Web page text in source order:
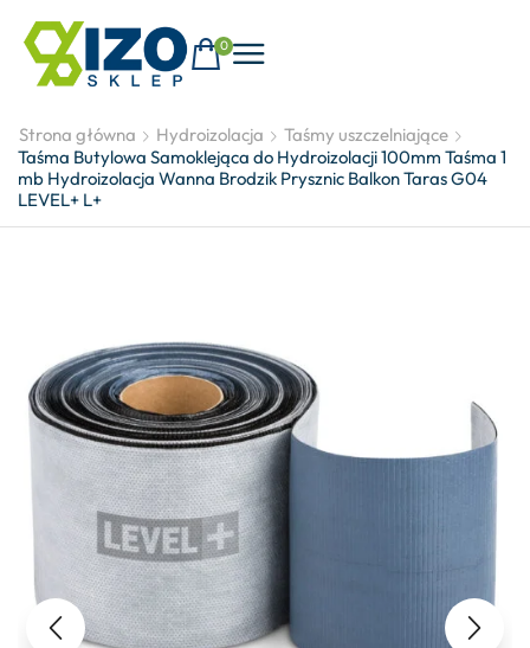
0
Strona główna Hydroizolacja
Taśmy uszczelniające
Taśma Butylowa Samoklejąca do Hydroizolacji 100mm Taśma 1
mb Hydroizolacja Wanna Brodzik Prysznic Balkon Taras G04
LEVEL+ L+